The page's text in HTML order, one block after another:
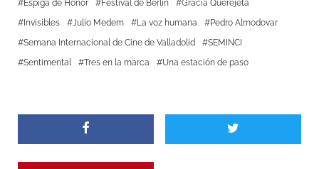
Espiga de Honor
Festival de Berlín
Gracia Querejeta
Invisibles
Julio Medem La voz humana
Pedro Almodovar
Semana Internacional de Cine de Valladolid
SEMINCI
Sentimental
Tres en la marca Una estación de paso